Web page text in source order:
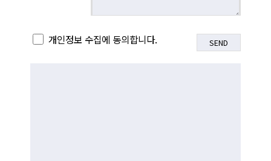
개인정보 수집에 동의합니다.